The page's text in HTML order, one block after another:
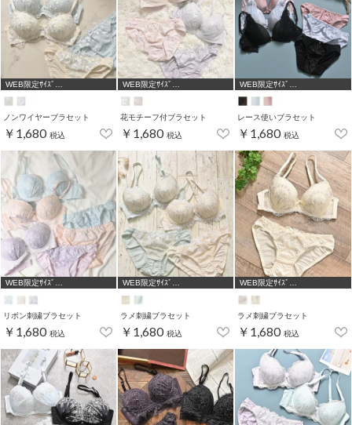
WEB限定ｻｲｽﾞ
ノンワイヤーブラセット
￥1,680 税込
WEB限定ｻｲｽﾞ
花モチーフ付ブラセット
￥1,680 税込
WEB限定ｻｲｽﾞ
レース使いブラセット
￥1,680 税込
WEB限定ｻｲｽﾞ
リボン刺繍ブラセット
￥1,680 税込
WEB限定ｻｲｽﾞ
ラメ刺繍ブラセット
￥1,680 税込
WEB限定ｻｲｽﾞ
ラメ刺繍ブラセット
￥1,680 税込